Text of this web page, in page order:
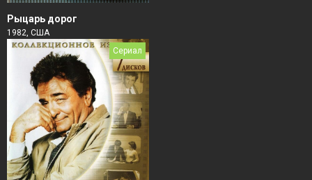
Рыцарь дорог
1982, США
Сериал